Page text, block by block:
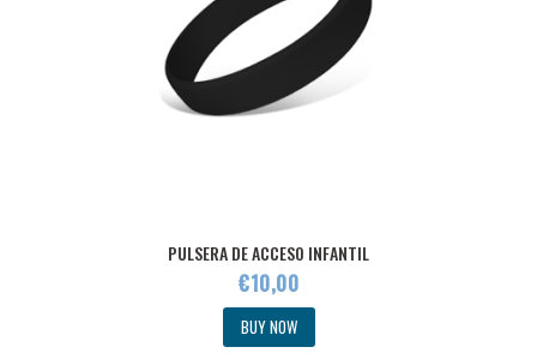
PULSERA DE ACCESO INFANTIL
€10,00
BUY NOW